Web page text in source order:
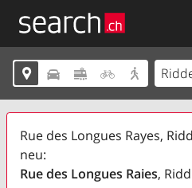
    
Rue des Longues Rayes,
neu:
Rue des Longues Raies,
Ihr Eintrag
Kundencenter